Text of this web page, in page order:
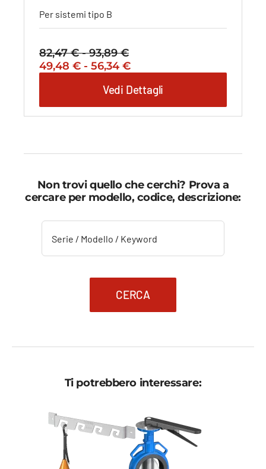
Le
possono
essere
nella
pagina
Per sistemi tipo B
82,47€ - 93,89€Fascia
di
da
82,47 €
a
Il
era:
82,47 €
di
da
82,47 €
93,89 €.
49,48 € - 56,34 €Fascia
prezzo:
da
49,48 €
Il
attuale
è:
49,48 €
di
da
49,48 €
56,34 €.
Vedi Dettagli
Non trovi quello che cerchi? Prova a
cercare per modello, codice, descrizione:
CERCA
Ti potrebbero interessare: